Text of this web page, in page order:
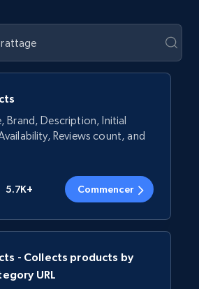
Brand, Description, Initial
Reviews count, and
5.7K+ Commencer
- Collects products by
URL